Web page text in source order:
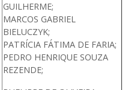
GUILHERME;
MARCOS GABRIEL
BIELUCZYK;
PATRÍCIA FÁTIMA DE FARIA;
PEDRO HENRIQUE SOUZA
REZENDE;